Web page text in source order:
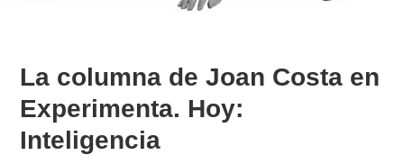
La columna de Joan Costa en
Experimenta. Hoy:
Inteligencia